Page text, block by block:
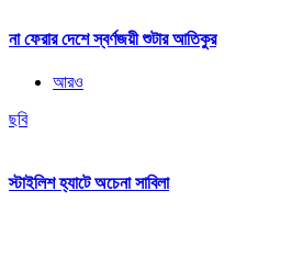
না ফেরার দেশে স্বর্ণজয়ী শুটার আতিকুর
আরও
ছবি
স্টাইলিশ হ্যাটে অচেনা সাবিলা